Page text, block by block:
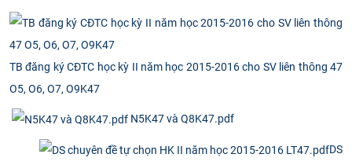
ĐẢM BẢO CHẤT LƯỢNG
KHOA HỌC CÔNG NGHỆ
HTQT
CỰU NGƯỜI HỌC
TB đăng ký CĐTC học kỳ II năm học 2015-2016 cho SV liên thông 47
O5, O6, O7, O9K47
N5K47 và Q8K47.pdf
DS